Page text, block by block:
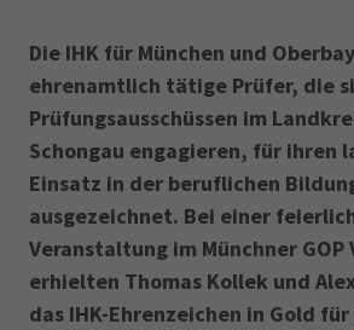
EN
IHK Akademie
Magazin
Die IHK für München und
ehrenamtlich tätige Prüfer, die
Prüfungsausschüssen im
Schongau engagieren, für ihren
Einsatz in der beruflichen
ausgezeichnet. Bei einer
Veranstaltung im Münchner
erhielten Thomas Kollek und
das IHK-Ehrenzeichen in Gold